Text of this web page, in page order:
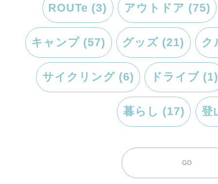
ROUTe (3) アウトドア (75)
キャンプ (57) グッズ (21) ク
サイクリング (6) ドライブ (1)
暮らし (17) 登